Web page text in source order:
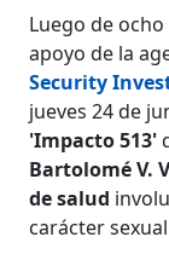
Luego de
apoyo de la
Security
jueves 24 de
'Impacto 513'
Bartolomé V.
de salud
carácter